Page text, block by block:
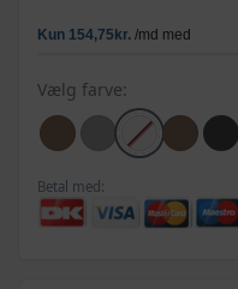
Vælg farve:
Betal med: